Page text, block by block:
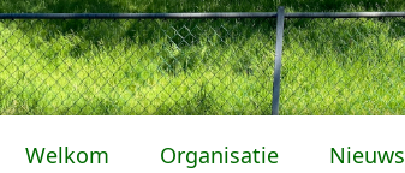
Welkom Organisatie Nieuws